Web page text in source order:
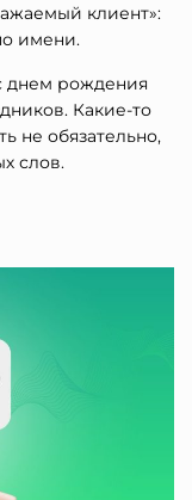
клиент»:
имени.
днем рождения
Какие-то
не обязательно,
слов.